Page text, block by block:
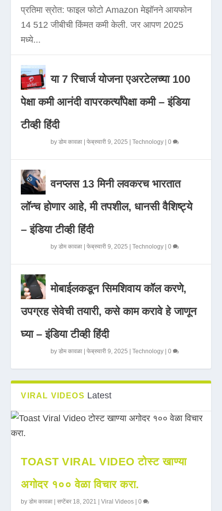
प्रतिमा स्रोत: फाइल फोटो Amazon मेझॉनने आयफोन
14 512 जीबीची किंमत कमी केली. जर आपण 2025
मध्ये...
या 7 रिचार्ज योजना एअरटेलच्या 100
पेक्षा कमी आनंदी वापरकर्त्यांपेक्षा कमी – इंडिया
टीव्ही हिंदी
byडोम कावळा |फेब्रुवारी 9, 2025 |Technology |0
वनप्लस 13 मिनी लवकरच भारतात
लॉन्च होणार आहे, मी तपशील, धानसी वैशिष्ट्ये
– इंडिया टीव्ही हिंदी
byडोम कावळा |फेब्रुवारी 9, 2025 |Technology |0
मोबाईलकडून सिमशिवाय कॉल करणे,
उपग्रह सेवेची तयारी, कसे काम करावे हे जाणून
घ्या – इंडिया टीव्ही हिंदी
byडोम कावळा |फेब्रुवारी 9, 2025 |Technology |0
VIRAL VIDEOS Latest
TOAST VIRAL VIDEO टोस्ट खाण्या
अगोदर १०० वेळा विचार करा.
byडोम कावळा |सप्टेंबर 18, 2021 |Viral Videos |0